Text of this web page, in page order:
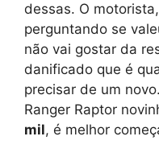
dessas. O
perguntando se
não vai gostar da
danificado que é
precisar de um
Ranger Raptor
mil, é melhor